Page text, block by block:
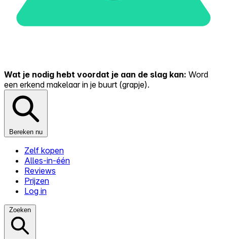
Wat je nodig hebt voordat je aan de slag kan: Word
een erkend makelaar in je buurt (grapje).
Bereken nu
Zelf kopen
Alles-in-één
Reviews
Prijzen
Log in
Zoeken